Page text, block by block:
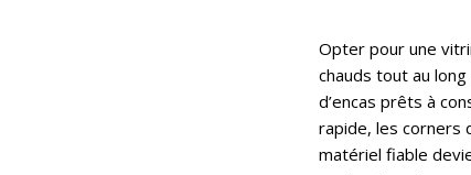
Opter pour une
chauds tout au
d’encas prêts à
rapide, les corners
matériel fiable